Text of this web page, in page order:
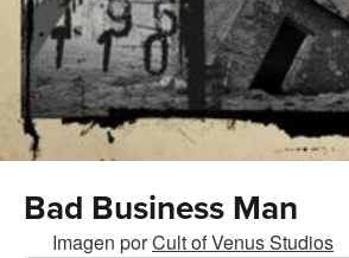
Bad Business Man
Imagen porCult of Venus Studios